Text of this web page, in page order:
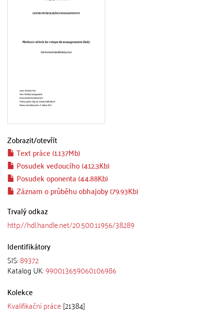
Zobrazit/otevřít
Text práce (1.137Mb)
Posudek vedoucího (412.3Kb)
Posudek oponenta (44.88Kb)
Záznam o průběhu obhajoby (79.93Kb)
Trvalý odkaz
http://hdl.handle.net/20.500.11956/38289
Identifikátory
SIS:89372
Katalog UK:990013659060106986
Kolekce
Kvalifikační práce [21384]